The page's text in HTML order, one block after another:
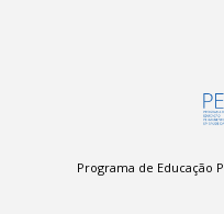
Programa de Educação